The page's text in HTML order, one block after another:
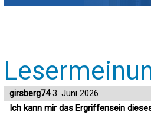
girsberg743. Juni 2026
Ich kann mir das Ergriffensein